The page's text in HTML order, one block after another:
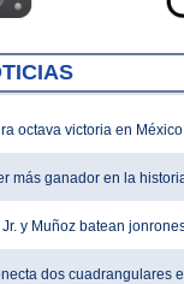
octava victoria en México
más ganador en la
y Muñoz batean
dos cuadrangulares